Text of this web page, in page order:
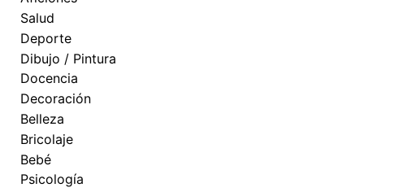
Salud
Deporte
Dibujo / Pintura
Docencia
Decoración
Belleza
Bricolaje
Bebé
Psicología